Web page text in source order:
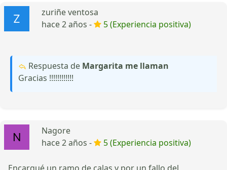
zuriñe ventosa
hace 2 años -
5 (Experiencia positiva)
Respuesta de Margarita me llaman
Gracias !!!!!!!!!!!!
Nagore
hace 2 años -
5 (Experiencia positiva)